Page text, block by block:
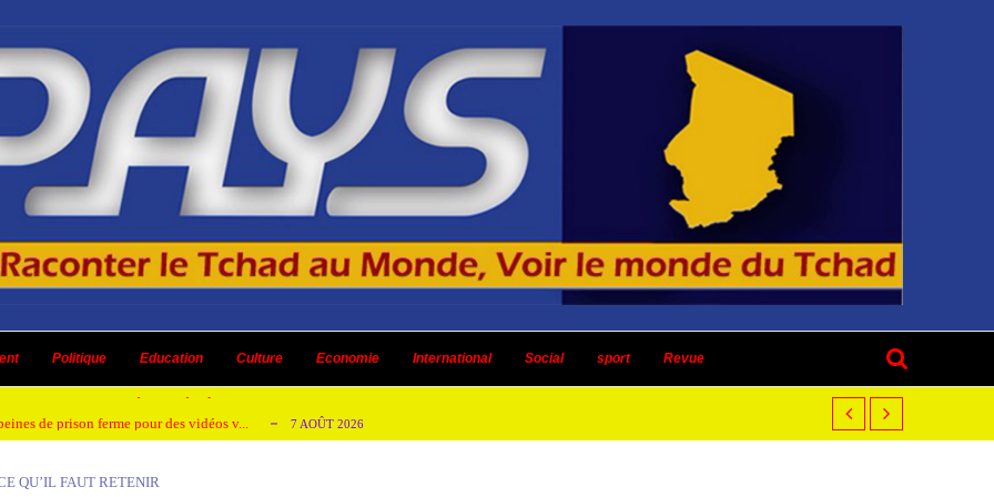
Politique Education Culture Economie International Social sport Revue
en Afrique de l’Ouest et du Ce... 4 AOÛT 2026
un dividende ni une quelconque plus-... 3 AOÛT 2026
de prison ferme pour des vidéos v... 7 AOÛT 2026
de création des journaux en ligne...
QU’IL FAUT RETENIR